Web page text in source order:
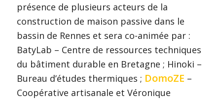
présence de plusieurs acteurs de la
construction de maison passive dans le
bassin de Rennes et sera co-animée par :
BatyLab – Centre de ressources techniques
du bâtiment durable en Bretagne ; Hinoki –
Bureau d’études thermiques ; DomoZE –
Coopérative artisanale et Véronique